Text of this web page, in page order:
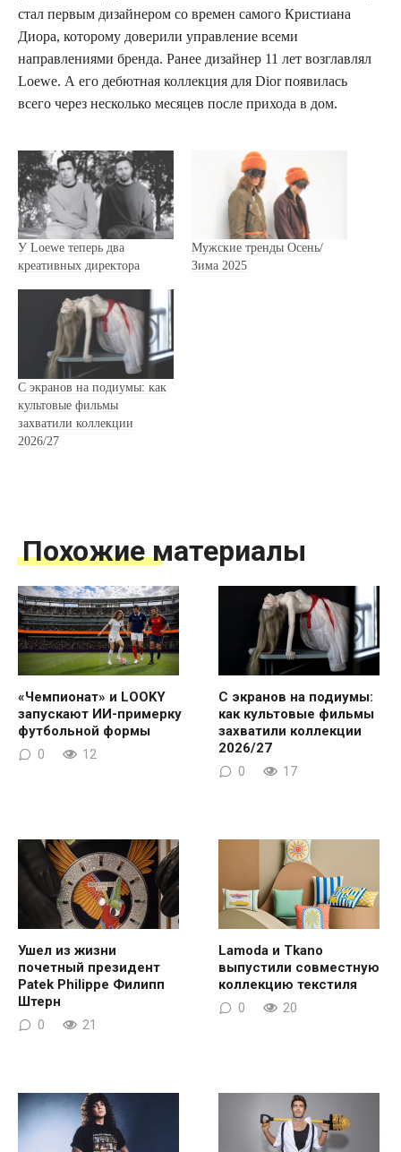
стал первым дизайнером со времен самого Кристиана
Диора, которому доверили управление всеми
направлениями бренда. Ранее дизайнер 11 лет возглавлял
Loewe. А его дебютная коллекция для Dior появилась
всего через несколько месяцев после прихода в дом.
У Loewe теперь два
креативных директора
Мужские тренды Осень/
Зима 2025
С экранов на подиумы: как
культовые фильмы
захватили коллекции
2026/27
Похожие материалы
«Чемпионат» и LOOKY
запускают ИИ-примерку
футбольной формы
0 12
С экранов на подиумы:
как культовые фильмы
захватили коллекции
2026/27
0 17
Ушел из жизни
почетный президент
Patek Philippe Филипп
Штерн
0 21
Lamoda и Tkano
выпустили совместную
коллекцию текстиля
0 20